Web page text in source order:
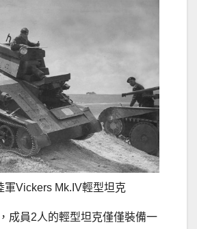
軍Vickers Mk.IV輕型坦克
成員2人的輕型坦克僅僅裝備一